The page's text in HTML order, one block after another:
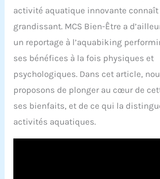
activité aquatique innovante connaît
grandissant. MCS Bien-Être a
un reportage à l’aquabiking
ses bénéfices à la fois physiques et
psychologiques. Dans cet article,
proposons de plonger au cœur de
ses bienfaits, et de ce qui la
activités aquatiques.